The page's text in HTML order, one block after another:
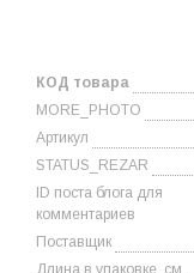
КОД товара
MORE_PHOTO
Артикул
STATUS_REZAR
ID поста блога для
комментариев
Поставщик
Длина в упаковке, см